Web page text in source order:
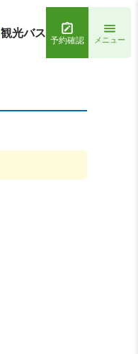
観光バス 予約確認 メニュー